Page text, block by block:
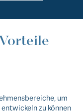
um
zu können